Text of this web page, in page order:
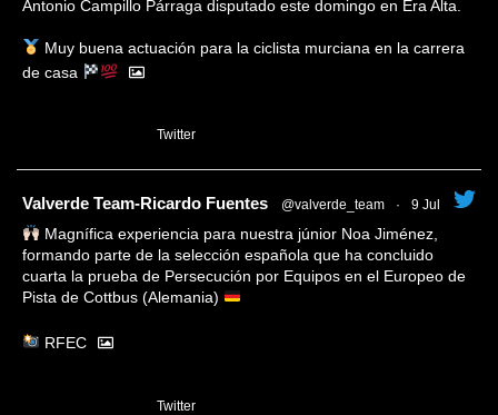
Antonio Campillo Párraga disputado este domingo en Era Alta.
Muy buena actuación para la ciclista murciana en la carrera
de casa
Twitter
Valverde Team-Ricardo Fuentes @valverde_team · 9 Jul
Magnífica experiencia para nuestra júnior Noa Jiménez,
formando parte de la selección española que ha concluido
cuarta la prueba de Persecución por Equipos en el Europeo de
Pista de Cottbus (Alemania)
RFEC
Twitter